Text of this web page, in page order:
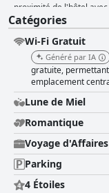
proximité de l'hôtel
en commun. La
commodité pour ceux qui voyagent
Grand Hotel est
convivialité, en
renseignements et les
interactions positives
agréable globale. Les offres de petit-déjeuner suscitent des réactions
mitigées. Alors que de
savoureuse et
d'autres suggèrent des
de propreté afin de
Les chambres de
propreté. Bien que de
l'environnement
Catégories
Wi-Fi Gratuit
Généré par IA
gratuite,
emplacement
Lune de Miel
Romantique
Voyage d'Affaires
Parking
4 Étoiles